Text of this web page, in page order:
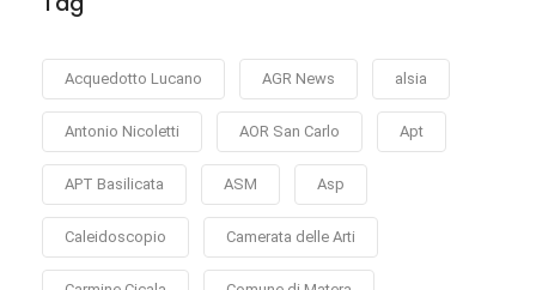
Acquedotto Lucano AGR News alsia
Antonio Nicoletti AOR San Carlo Apt
APT Basilicata ASM Asp
Caleidoscopio Camerata delle Arti